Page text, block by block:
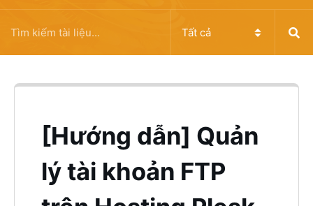
[Hướng dẫn] Quản
lý tài khoản FTP